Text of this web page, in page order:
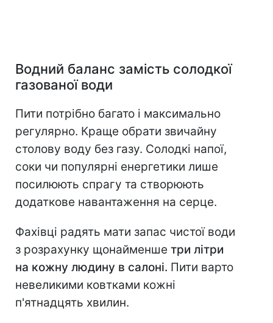
Водний баланс замість солодкої
газованої води
Пити потрібно багато і максимально
регулярно. Краще обрати звичайну
столову воду без газу. Солодкі напої,
соки чи популярні енергетики лише
посилюють спрагу та створюють
додаткове навантаження на серце.
Фахівці радять мати запас чистої води
з розрахунку щонайменше три літри
на кожну людину в салоні. Пити варто
невеликими ковтками кожні
п'ятнадцять хвилин.